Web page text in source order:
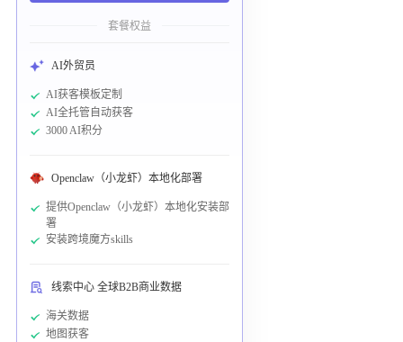
套餐权益
AI外贸员
AI获客模板定制
AI全托管自动获客
3000 AI积分
Openclaw（小龙虾）本地化部署
提供Openclaw（小龙虾）本地化安装部
署
安装跨境魔方skills
线索中心 全球B2B商业数据
海关数据
地图获客